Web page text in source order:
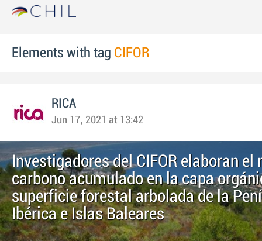
Elements with tag CIFOR
RICA
Jun 17, 2021 at 13:42
Investigadores del CIFOR elaboran el
carbono acumulado en la capa
superficie forestal arbolada de la
Ibérica e Islas Baleares